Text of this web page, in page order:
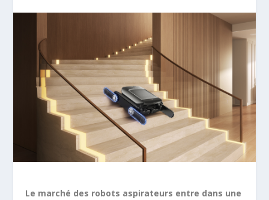
Le marché des robots aspirateurs entre dans une